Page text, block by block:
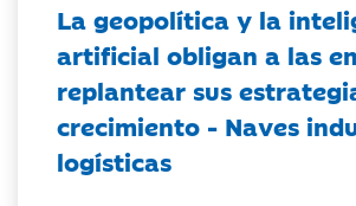
La geopolítica y la
artificial obligan a las
replantear sus
crecimiento - Naves
logísticas